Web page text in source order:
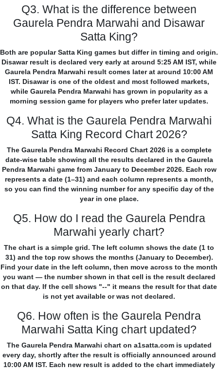
Q3. What is the difference between
Gaurela Pendra Marwahi and Disawar
Satta King?
Both are popular Satta King games but differ in timing and origin.
Disawar result is declared very early at around 5:25 AM IST, while
Gaurela Pendra Marwahi result comes later at around 10:00 AM
IST. Disawar is one of the oldest and most followed markets,
while Gaurela Pendra Marwahi has grown in popularity as a
morning session game for players who prefer later updates.
Q4. What is the Gaurela Pendra Marwahi
Satta King Record Chart 2026?
The Gaurela Pendra Marwahi Record Chart 2026 is a complete
date-wise table showing all the results declared in the Gaurela
Pendra Marwahi game from January to December 2026. Each row
represents a date (1–31) and each column represents a month,
so you can find the winning number for any specific day of the
year in one place.
Q5. How do I read the Gaurela Pendra
Marwahi yearly chart?
The chart is a simple grid. The left column shows the date (1 to
31) and the top row shows the months (January to December).
Find your date in the left column, then move across to the month
you want — the number shown in that cell is the result declared
on that day. If the cell shows "--" it means the result for that date
is not yet available or was not declared.
Q6. How often is the Gaurela Pendra
Marwahi Satta King chart updated?
The Gaurela Pendra Marwahi chart on a1satta.com is updated
every day, shortly after the result is officially announced around
10:00 AM IST. Each new result is added to the chart immediately